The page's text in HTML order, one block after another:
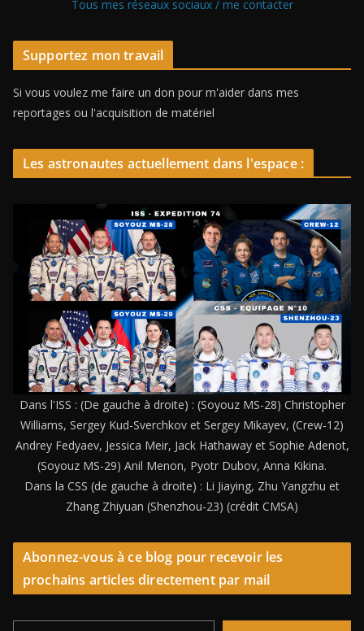
Tous mes réseaux sociaux / me contacter
Supportez mon travail
Si vous voulez me faire un don pour m'aider dans mes
reportages ou l'acquisition de matériel
Les astronautes actuellement dans l'espace :
Dans l'ISS : (De gauche à droite) : (Soyouz MS-28) Christopher
Williams, Sergey Kud-Sverchkov et Sergey Mikayev, (Crew-12)
Andrey Fedyaev, Jessica Meir, Jack Hathaway et Sophie Adenot,
(Soyouz MS-29) Anil Menon, Pyotr Dubov, Anna Kikina.
Dans la CSS (de gauche à droite) : Li Jiaying, Zhu Yangzhu et
Zhang Zhiyuan (Shenzhou-23) (crédit CMSA)
Abonnez-vous à ce blog pour recevoir les
prochains articles directement par mail
Saisissez votre adresse e-mail…